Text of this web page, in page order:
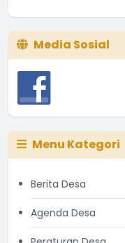
Media Sosial
Menu Kategori
Berita Desa
Agenda Desa